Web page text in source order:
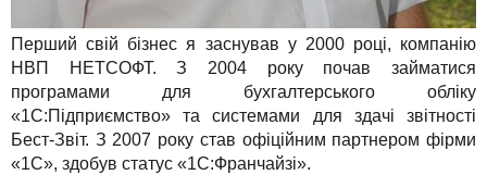
Перший свій бізнес я заснував у 2000 році, компанію
НВП НЕТСОФТ. З 2004 року почав займатися
програмами для бухгалтерського обліку
«1С:Підприємство» та системами для здачі звітності
Бест-Звіт. З 2007 року став офіційним партнером фірми
«1С», здобув статус «1С:Франчайзі».